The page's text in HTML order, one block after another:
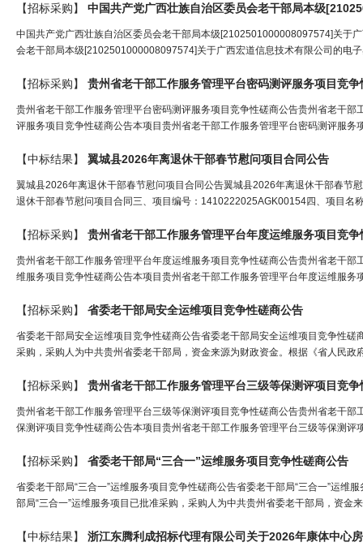
【招标采购】 中国共产党广西壮族自治区委员会老干部局本级
中国共产党广西壮族自治区委员会老干部局本级[2102501000008097574]关于
会老干部局本级[2102501000008097574]关于广西宏道信息技术有限公司的电
【招标采购】 贵州省老干部工作服务管理平台密码测评服务项目竞争
贵州省老干部工作服务管理平台密码测评服务项目竞争性磋商公告贵州省老干
评服务项目竞争性磋商公告本项目贵州省老干部工作服务管理平台密码测评服务
【中标结果】 翼城县2026年离退休干部春节慰问项目合同公告
翼城县2026年离退休干部春节慰问项目合同公告翼城县2026年离退休干部春
退休干部春节慰问项目合同三、项目编号：1410222025AGK00154四、项目名
【招标采购】 贵州省老干部工作服务管理平台年度运维服务项目竞争
贵州省老干部工作服务管理平台年度运维服务项目竞争性磋商公告贵州省老干
维服务项目竞争性磋商公告本项目贵州省老干部工作服务管理平台年度运维服务
【招标采购】 省委老干部局安全运维项目竞争性磋商公告
省委老干部局安全运维项目竞争性磋商公告省委老干部局安全运维项目竞争性
采购，采购人为中共贵州省委老干部局，资金来源为财政资金。根据《省人民政
【招标采购】 贵州省老干部工作服务管理平台三级等保测评项目竞争
贵州省老干部工作服务管理平台三级等保测评项目竞争性磋商公告贵州省老干
保测评项目竞争性磋商公告本项目贵州省老干部工作服务管理平台三级等保测评
【招标采购】 省委老干部局“三合一”运维服务项目竞争性磋商公告
省委老干部局“三合一”运维服务项目竞争性磋商公告省委老干部局“三合一”运维
部局“三合一”运维服务项目已批准采购，采购人为中共贵州省委老干部局，资金
【中标结果】 浙江东腾利成招标代理有限公司关于2026年康体中心